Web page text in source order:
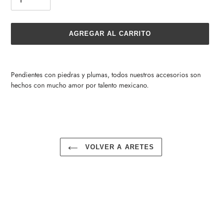
AGREGAR AL CARRITO
el
producto
a
Pendientes con piedras y plumas, todos nuestros accesorios son
hechos con mucho amor por talento mexicano.
VOLVER A ARETES